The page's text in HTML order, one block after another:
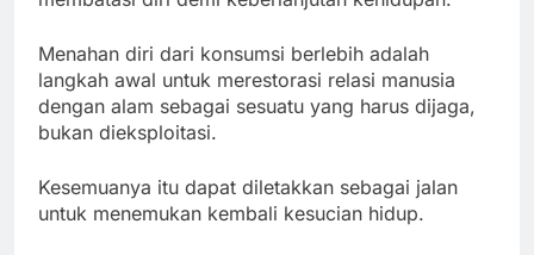
Menahan diri dari konsumsi berlebih adalah
langkah awal untuk merestorasi relasi manusia
dengan alam sebagai sesuatu yang harus dijaga,
bukan dieksploitasi.
Kesemuanya itu dapat diletakkan sebagai jalan
untuk menemukan kembali kesucian hidup.